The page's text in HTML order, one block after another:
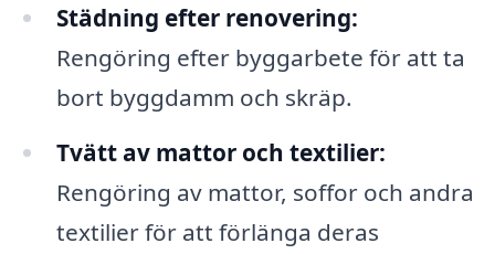
Städning efter renovering:
Rengöring efter byggarbete för att ta
bort byggdamm och skräp.
Tvätt av mattor och textilier:
Rengöring av mattor, soffor och andra
textilier för att förlänga deras